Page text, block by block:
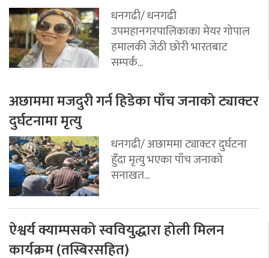
धनगढी/ धनगढी
उपमहानगरपालिकाका मेयर गोपाल
हमालकी जेठी छोरी भारतबाट
सम्पर्क...
अछाममा मजदुरी गर्न हिडेका पाँच जनाको ट्याक्टर
दुर्घटनामा मृत्यु
धनगढी/ अछाममा ट्याक्टर दुर्घटना
हुँदा मृत्यु भएका पाँच जनाको
सनाखत...
ऐश्वर्य क्याम्पसको स्ववियुद्धारा होली मिलन
कार्यक्रम (तस्बिरसहित)